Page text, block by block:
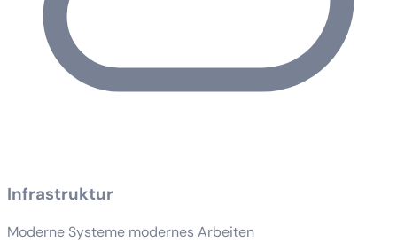
Infrastruktur
Moderne Systeme modernes Arbeiten